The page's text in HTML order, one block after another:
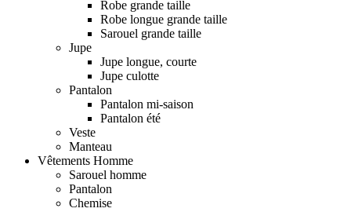
Robe grande taille
Robe longue grande taille
Sarouel grande taille
Jupe
Jupe longue, courte
Jupe culotte
Pantalon
Pantalon mi-saison
Pantalon été
Veste
Manteau
Vêtements Homme
Sarouel homme
Pantalon
Chemise